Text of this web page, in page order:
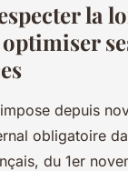
la
impose depuis
obligatoire
du 1er